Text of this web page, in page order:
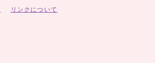
リンクについて